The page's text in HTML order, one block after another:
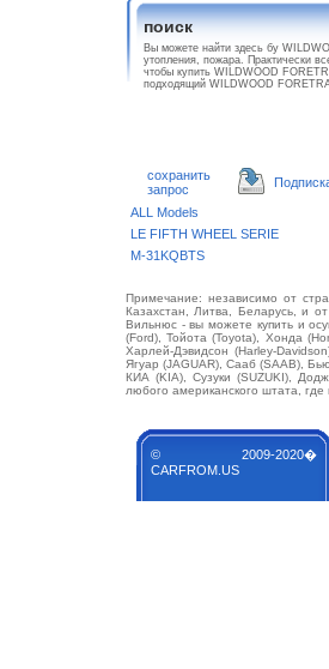
поиск
Вы можете найти здесь бу
утопления, пожара. Практически
чтобы купить WILDWOOD
подходящий WILDWOOD
сохранить
запрос
ALL Models
LE FIFTH WHEEL SERIE
M-31KQBTS
Примечание: независимо от
Казахстан, Литва, Беларусь, и
Вильнюс - вы можете купить и
(Ford), Тойота (Toyota), Хонда
Харлей-Дэвидсон (Harley-
Ягуар (JAGUAR), Сааб (SAAB),
КИА (KIA), Сузуки (SUZUKI),
любого американского штата, где
© 2009-2020�
CARFROM.US